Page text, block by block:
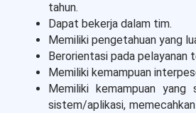
tahun.
Dapat bekerja dalam tim.
Memiliki pengetahuan yang
Berorientasi pada
Memiliki kemampuan
Memiliki kemampuan
sistem/aplikasi,